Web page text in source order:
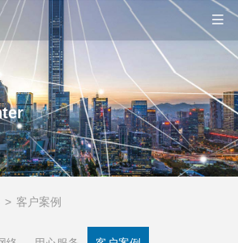
> 客户案例